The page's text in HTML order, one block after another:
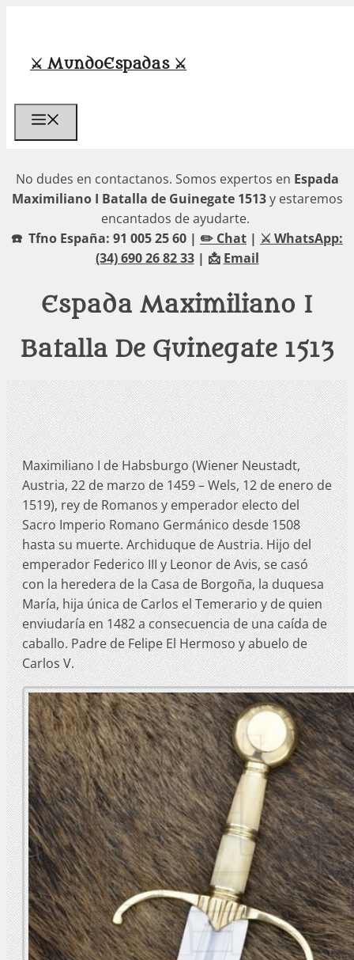
contenido
⚔️ MundoEspadas ⚔️
No dudes en contactanos. Somos expertos en Espada
Maximiliano I Batalla de Guinegate 1513y estaremos
encantados de ayudarte.
☎️ Tfno España: 91 005 25 60 | ✏️ Chat | ⚔️ WhatsApp:
(34) 690 26 82 33| 📩 Email
Espada Maximiliano I
Batalla De Guinegate 1513
Maximiliano I de Habsburgo (Wiener Neustadt,
Austria, 22 de marzo de 1459 – Wels, 12 de enero de
1519), rey de Romanos y emperador electo del
Sacro Imperio Romano Germánico desde 1508
hasta su muerte. Archiduque de Austria. Hijo del
emperador Federico III y Leonor de Avis, se casó
con la heredera de la Casa de Borgoña, la duquesa
María, hija única de Carlos el Temerario y de quien
enviudaría en 1482 a consecuencia de una caída de
caballo. Padre de Felipe El Hermoso y abuelo de
Carlos V.